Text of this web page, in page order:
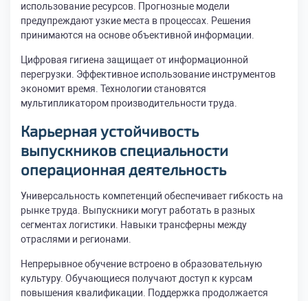
использование ресурсов. Прогнозные модели
предупреждают узкие места в процессах. Решения
принимаются на основе объективной информации.
Цифровая гигиена защищает от информационной
перегрузки. Эффективное использование инструментов
экономит время. Технологии становятся
мультипликатором производительности труда.
Карьерная устойчивость
выпускников специальности
операционная деятельность
Универсальность компетенций обеспечивает гибкость на
рынке труда. Выпускники могут работать в разных
сегментах логистики. Навыки трансферны между
отраслями и регионами.
Непрерывное обучение встроено в образовательную
культуру. Обучающиеся получают доступ к курсам
повышения квалификации. Поддержка продолжается